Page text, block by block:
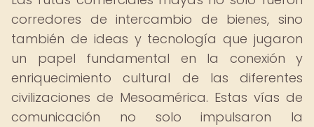
corredores de intercambio de bienes, sino
también de ideas y tecnología que jugaron
un papel fundamental en la conexión y
enriquecimiento cultural de las diferentes
civilizaciones de Mesoamérica. Estas vías de
comunicación no solo impulsaron la